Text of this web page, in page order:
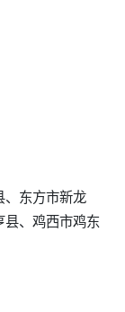
、东方市新龙
、鸡西市鸡东